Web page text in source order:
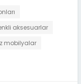
aksesuarlar
mobilyalar